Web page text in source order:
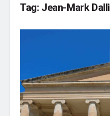
Tag: Jean-Mark Dalli